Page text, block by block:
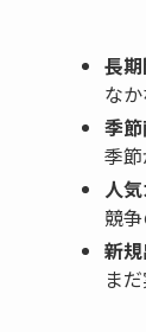
長
な
季
季
人
競
新
ま